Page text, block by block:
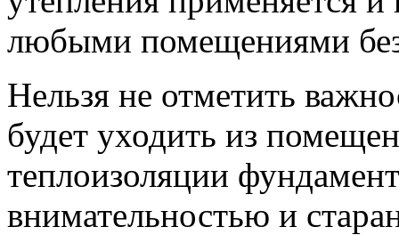
любыми помещениями
Нельзя не отметить
будет уходить из
теплоизоляции
внимательностью и